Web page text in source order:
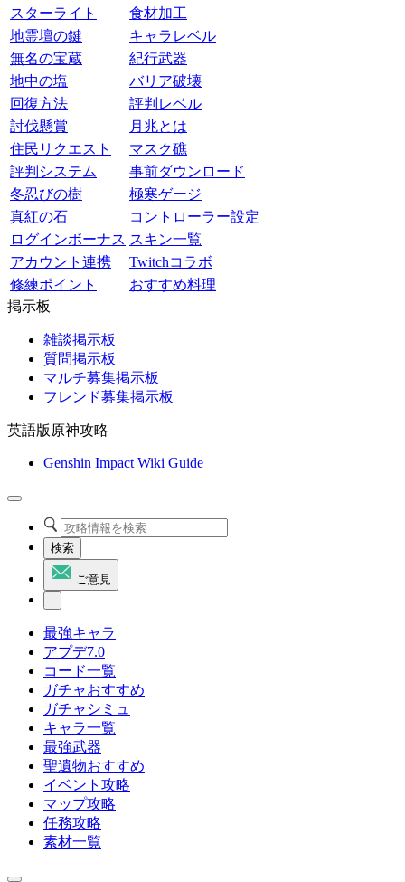
スターライト
食材加工
地霊壇の鍵
キャラレベル
無名の宝蔵
紀行武器
地中の塩
バリア破壊
回復方法
評判レベル
討伐懸賞
月兆とは
住民リクエスト
マスク礁
評判システム
事前ダウンロード
冬忍びの樹
極寒ゲージ
真紅の石
コントローラー設定
ログインボーナス スキン一覧
アカウント連携
Twitchコラボ
修練ポイント
おすすめ料理
掲示板
雑談掲示板
質問掲示板
マルチ募集掲示板
フレンド募集掲示板
英語版原神攻略
Genshin Impact Wiki Guide
検索
ご意見
最強キャラ
アプデ7.0
コード一覧
ガチャおすすめ
ガチャシミュ
キャラ一覧
最強武器
聖遺物おすすめ
イベント攻略
マップ攻略
任務攻略
素材一覧